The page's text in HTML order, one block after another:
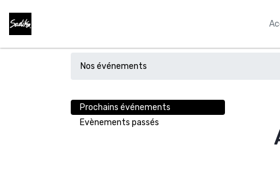
Nos événements
Prochains événements
Evènements passés